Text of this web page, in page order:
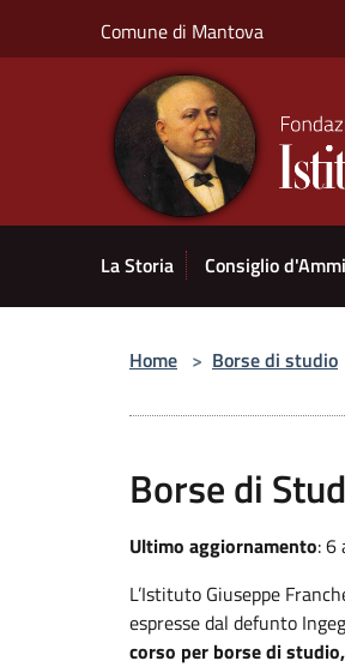
Comune di Mantova
La Storia Consiglio
Home > Borse di studio
Borse di
Ultimo aggiornamento: 6
L’Istituto Giuseppe
espresse dal defunto
corso per borse di